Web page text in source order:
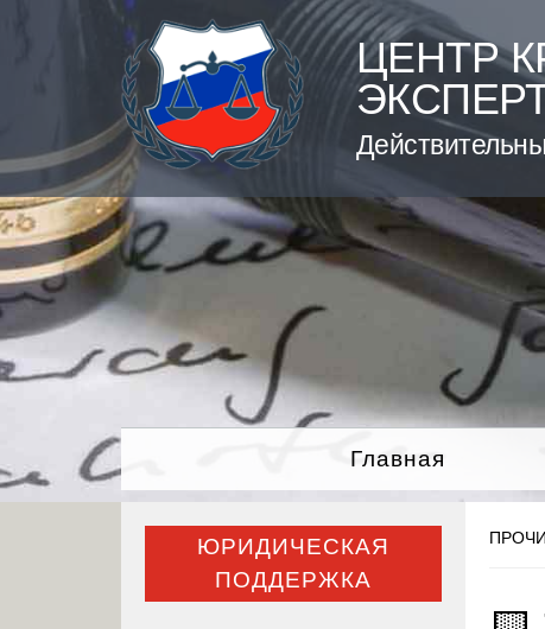
ЦЕНТР
Главная
ЮРИДИЧЕСКАЯ
ПОДДЕРЖКА